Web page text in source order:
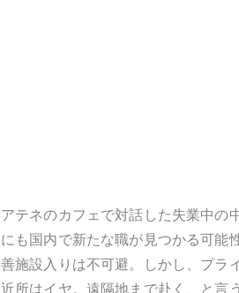
アテネのカフェで対話した失業中の
にも国内で新たな職が見つかる可能
善施設入りは不可避。しかし、プラ
近所はイヤ。遠隔地まで赴く、と言う